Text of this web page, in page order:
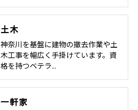
土木
神奈川を基盤に建物の撤去作業や土
木工事を幅広く手掛けています。資
格を持つベテラ…
一軒家